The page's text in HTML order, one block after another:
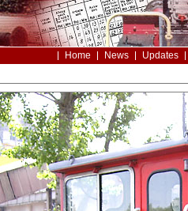
Home News Updates